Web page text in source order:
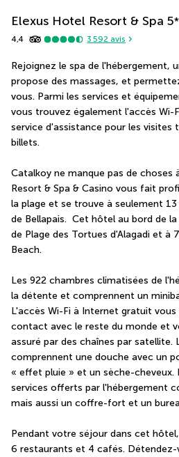
Elexus Hotel Resort & Spa 5*
4,4 3 592 avis
Rejoignez le spa de l'hébergement,
propose des massages, et
vous. Parmi les services et
vous trouvez également l'accès
service d'assistance pour les visites
billets.
Catalkoy ne manque pas de choses
Resort & Spa & Casino vous fait
la plage et se trouve à seulement
de Bellapais.  Cet hôtel au bord de
de Plage des Tortues d'Alagadi et à
Beach.
Les 922 chambres climatisées de
la détente et comprennent un
L'accès Wi-Fi à Internet gratuit
contact avec le reste du monde et
assuré par des chaînes par satellite.
comprennent une douche avec un
« effet pluie » et un sèche-
services offerts par l'hébergement
mais aussi un coffre-fort et un
Pendant votre séjour dans cet
6 restaurants et 4 cafés. Détendez-